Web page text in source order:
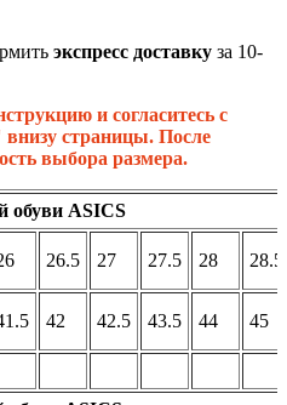
экспресс доставку за 10-
и согласитесь с
страницы. После
выбора размера.
обуви ASICS
26.5 27 27.5 28 28.5
42 42.5 43.5 44 45